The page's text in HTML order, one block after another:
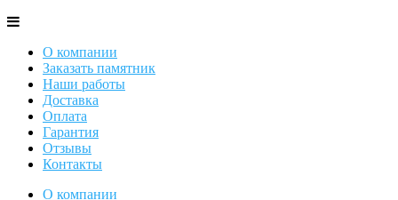
О компании
Заказать памятник
Наши работы
Доставка
Оплата
Гарантия
Отзывы
Контакты
О компании